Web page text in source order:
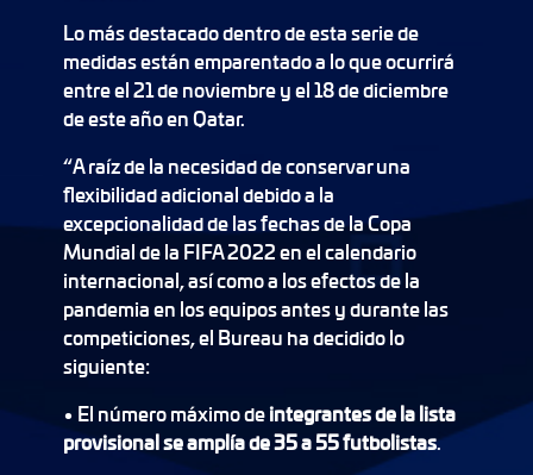
Lo más destacado dentro de esta serie de
medidas están emparentado a lo que ocurrirá
entre el 21 de noviembre y el 18 de diciembre
de este año en Qatar.
“A raíz de la necesidad de conservar una
flexibilidad adicional debido a la
excepcionalidad de las fechas de la Copa
Mundial de la FIFA 2022 en el calendario
internacional, así como a los efectos de la
pandemia en los equipos antes y durante las
competiciones, el Bureau ha decidido lo
siguiente:
• El número máximo deintegrantes de la lista
provisional se amplía de 35 a 55 futbolistas.